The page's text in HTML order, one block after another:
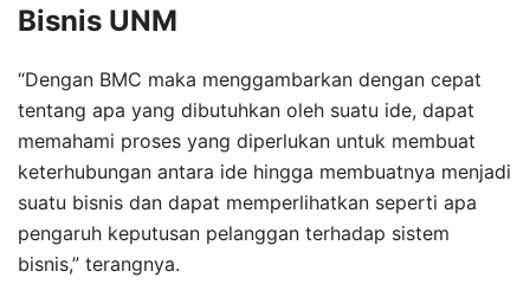
Bisnis UNM
“Dengan BMC maka menggambarkan dengan cepat
tentang apa yang dibutuhkan oleh suatu ide, dapat
memahami proses yang diperlukan untuk membuat
keterhubungan antara ide hingga membuatnya menjadi
suatu bisnis dan dapat memperlihatkan seperti apa
pengaruh keputusan pelanggan terhadap sistem
bisnis,” terangnya.